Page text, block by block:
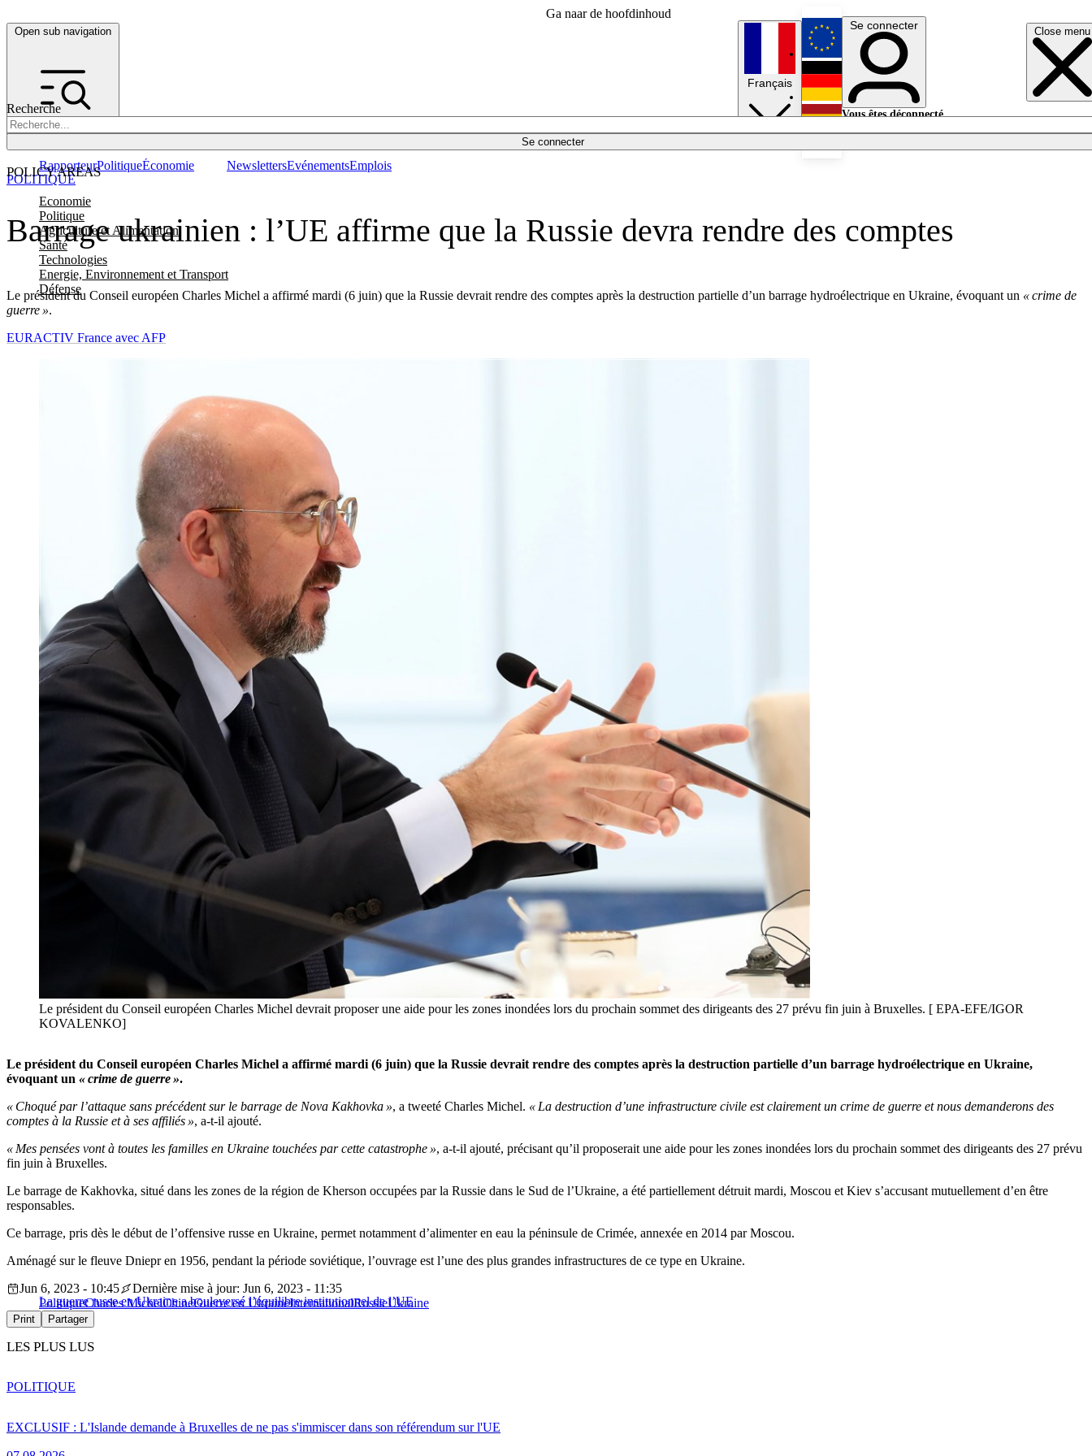
Ga naar de hoofdinhoud
Open sub navigation Close menu
Recherche
Se connecter
POLICY AREAS
Economie
Politique
Agriculture et Alimentation
Santé
Technologies
Energie, Environnement et Transport
Défense
RapporteurPolitiqueÉconomie NewslettersEvénementsEmplois
Français
English
Deutsch
Se connecter
Vous êtes déconnecté.
Barrage ukrainien : l’UE affirme que la Russie devra rendre des comptes
Le président du Conseil européen Charles Michel a affirmé mardi (6 juin) que la Russie devrait rendre des comptes après la destruction partielle d’un barrage hydroélectrique en Ukraine, évoquant un « crime de
guerre ».
POLITIQUE
EURACTIV France avec AFP
Le président du Conseil européen Charles Michel devrait proposer une aide pour les zones inondées lors du prochain sommet des dirigeants des 27 prévu fin juin à Bruxelles. [ EPA-EFE/IGOR
KOVALENKO]
Le président du Conseil européen Charles Michel a affirmé mardi (6 juin) que la Russie devrait rendre des comptes après la destruction partielle d’un barrage hydroélectrique en Ukraine,
évoquant un « crime de guerre ».
« Choqué par l’attaque sans précédent sur le barrage de Nova Kakhovka », a tweeté Charles Michel. « La destruction d’une infrastructure civile est clairement un crime de guerre et nous demanderons des
comptes à la Russie et à ses affiliés », a-t-il ajouté.
« Mes pensées vont à toutes les familles en Ukraine touchées par cette catastrophe », a-t-il ajouté, précisant qu’il proposerait une aide pour les zones inondées lors du prochain sommet des dirigeants des 27 prévu
fin juin à Bruxelles.
Le barrage de Kakhovka, situé dans les zones de la région de Kherson occupées par la Russie dans le Sud de l’Ukraine, a été partiellement détruit mardi, Moscou et Kiev s’accusant mutuellement d’en être
responsables.
Ce barrage, pris dès le début de l’offensive russe en Ukraine, permet notamment d’alimenter en eau la péninsule de Crimée, annexée en 2014 par Moscou.
Aménagé sur le fleuve Dniepr en 1956, pendant la période soviétique, l’ouvrage est l’une des plus grandes infrastructures de ce type en Ukraine.
La guerre russe en Ukraine a bouleversé l’équilibre institutionnel de l’UE
Jun 6, 2023 - 10:45
Dernière mise à jour: Jun 6, 2023 - 11:35
PolitiqueCharles MichelChineGuerre en UkraineInternationalRussieUkraine
Print Partager
LES PLUS LUS
EXCLUSIF : L'Islande demande à Bruxelles de ne pas s'immiscer dans son référendum sur l'UE
POLITIQUE